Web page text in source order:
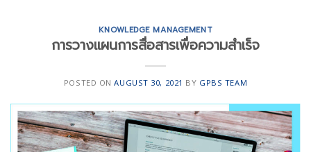
KNOWLEDGE MANAGEMENT
การวางแผนการสื่อสารเพื่อความสำเร็จ
POSTED ONAUGUST 30, 2021 BY GPBS TEAM